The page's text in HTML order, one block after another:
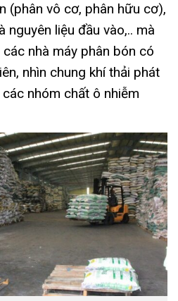
(phân vô cơ, phân hữu cơ),
nguyên liệu đầu vào,.. mà
nhà máy phân bón có
nhìn chung khí thải phát
nhóm chất ô nhiễm